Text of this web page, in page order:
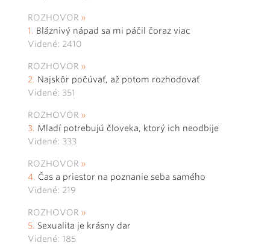
ROZHOVOR
Bláznivý nápad sa mi páčil čoraz viac
Videné: 2410
ROZHOVOR
Najskôr počúvať, až potom rozhodovať
Videné: 351
ROZHOVOR
Mladí potrebujú človeka, ktorý ich neodbije
Videné: 333
ROZHOVOR
Čas a priestor na poznanie seba samého
Videné: 219
ROZHOVOR
Sexualita je krásny dar
Videné: 185